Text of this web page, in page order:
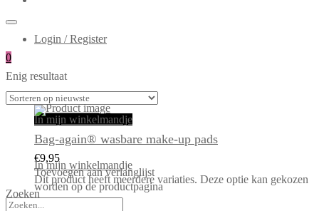
Login / Register
0
Enig resultaat
In mijn winkelmandje
Bag-again® wasbare make-up pads
€9,95
In mijn winkelmandje
Toevoegen aan verlanglijst
Dit product heeft meerdere variaties. Deze optie kan gekozen
worden op de productpagina
Zoeken